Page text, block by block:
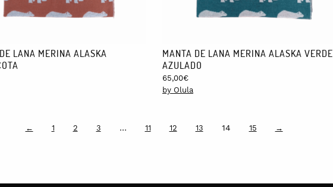
LANA MERINA ALASKA
MANTA DE LANA MERINA ALASKA VERDE
AZULADO
65,00€
by Olula
← 1 2 3 … 11 12 13 14 15 →